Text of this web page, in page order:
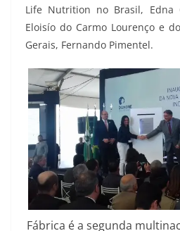
Life Nutrition no Brasil, Edna
Eloisío do Carmo Lourenço e
Gerais, Fernando Pimentel.
Fábrica é a segunda